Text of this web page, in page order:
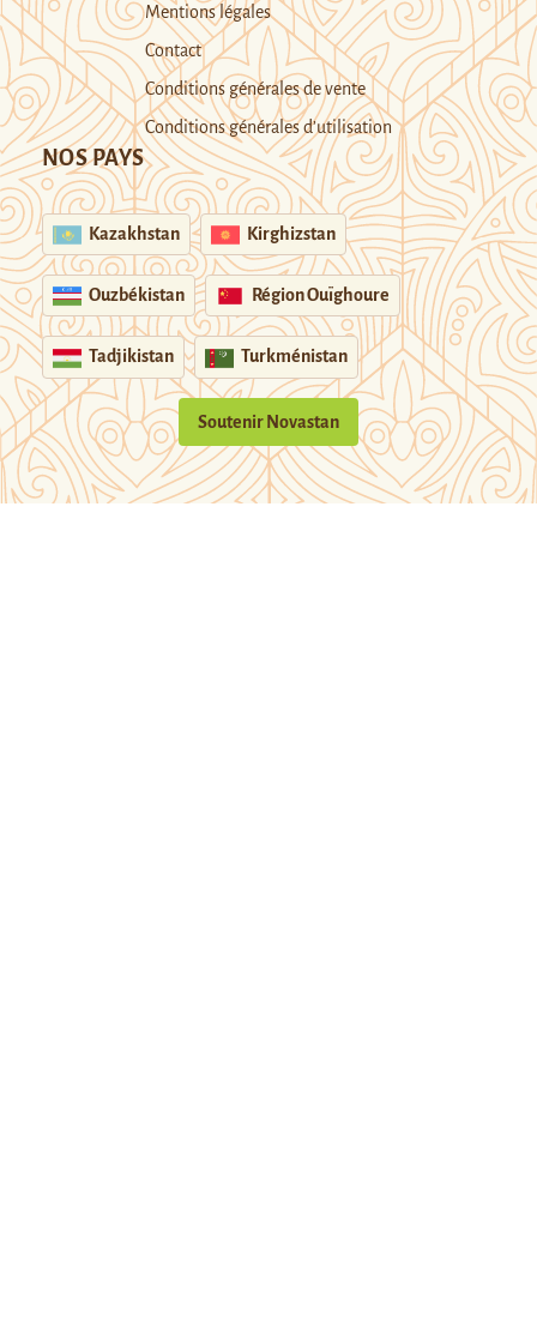
Mentions légales
Contact
Conditions générales de vente
Conditions générales d’utilisation
NOS PAYS
Kazakhstan Kirghizstan
Ouzbékistan Région Ouïghoure
Tadjikistan Turkménistan
Soutenir Novastan